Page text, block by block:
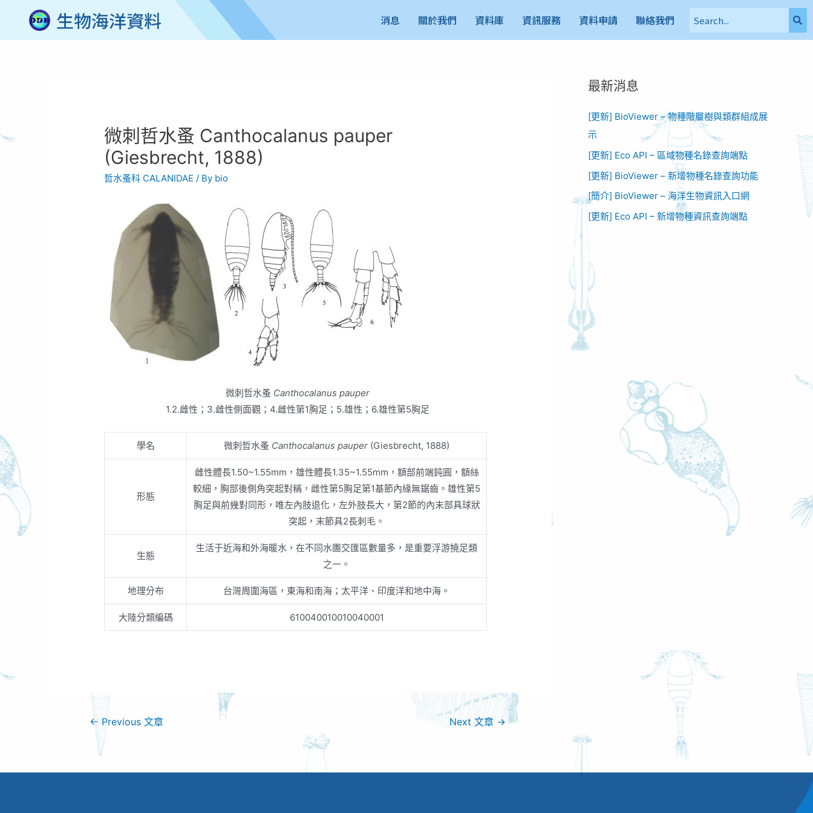
生物海洋資料 消息 關於我們 資料庫 資訊服務 資料申請 聯絡我們
微刺哲水蚤 Canthocalanus pauper
(Giesbrecht, 1888)
哲水蚤科 CALANIDAE / By bio
微刺哲水蚤 Canthocalanus pauper
1.2.雌性；3.雌性側面觀；4.雌性第1胸足；5.雄性；6.雄性第5胸足
學名 微刺哲水蚤 Canthocalanus pauper (Giesbrecht, 1888)
形態
雌性體長1.50~1.55mm，雄性體長1.35~1.55mm，額部前端鈍圓，額絲
較細，胸部後側角突起對稱，雌性第5胸足第1基節內緣無鋸齒。雄性第5
胸足與前幾對同形，唯左內肢退化，左外肢長大，第2節的內末部具球狀
突起，末節具2長刺毛。
生態
生活于近海和外海暖水，在不同水團交匯區數量多，是重要浮游撓足類
之一。
地理分布 台灣周圍海區，東海和南海；太平洋、印度洋和地中海。
大陸分類編碼 610040010010040001
←Previous 文章 Next 文章 →
最新消息
[更新] BioViewer – 物種階層樹與類群組成展
示
[更新] Eco API – 區域物種名錄查詢端點
[更新] BioViewer – 新增物種名錄查詢功能​
[簡介] BioViewer – 海洋生物資訊入口網​
[更新] Eco API – 新增物種資訊查詢端點